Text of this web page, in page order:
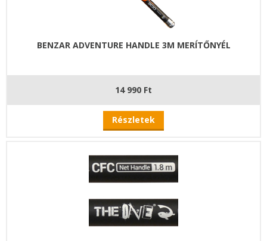
BENZAR ADVENTURE HANDLE 3M MERÍTŐNYÉL
14 990 Ft
Részletek